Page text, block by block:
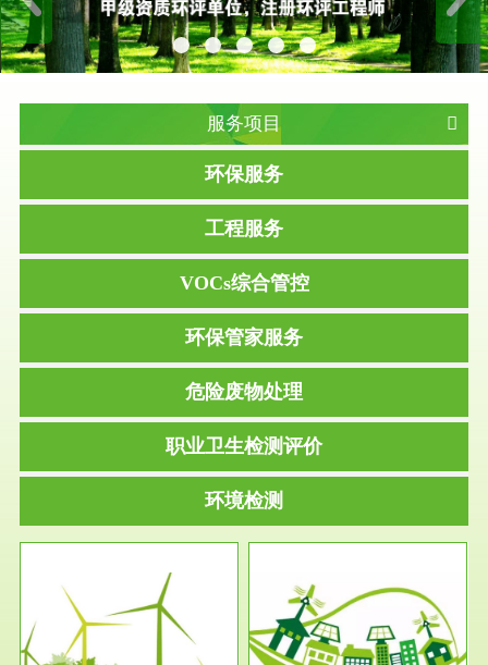
服务项目
环保服务
工程服务
VOCs综合管控
环保管家服务
危险废物处理
职业卫生检测评价
环境检测
服务范围